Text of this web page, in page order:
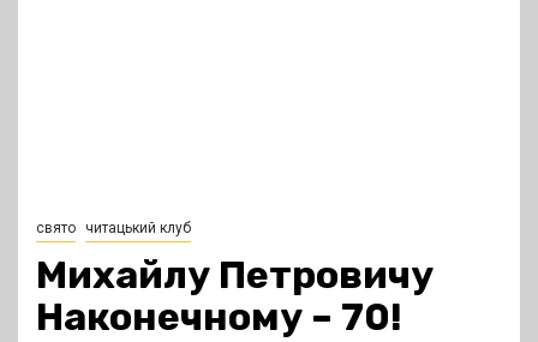
свято читацький клуб
Михайлу Петровичу
Наконечному – 70!